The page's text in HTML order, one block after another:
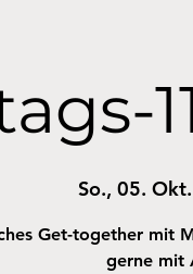
So., 05. Okt.
Get-together mit
gerne mit